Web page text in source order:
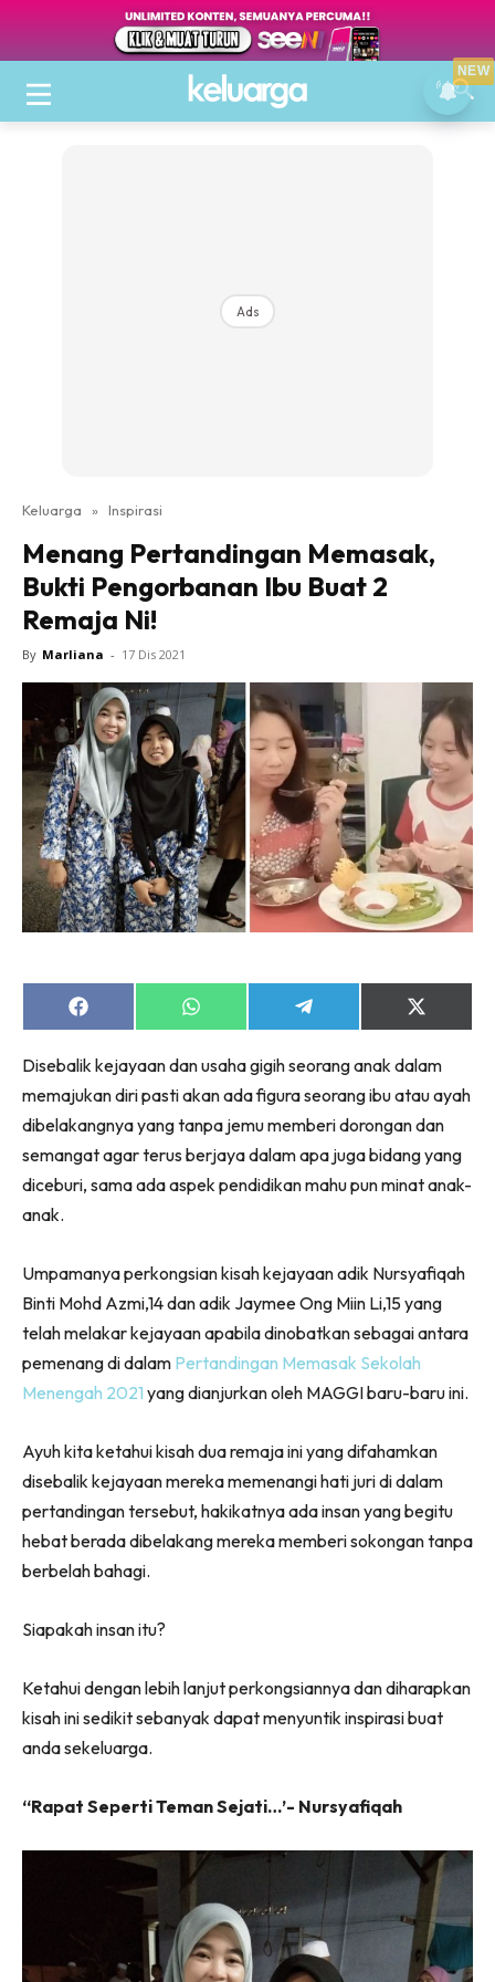
Ads
Keluarga » Inspirasi
Menang Pertandingan Memasak,
Bukti Pengorbanan Ibu Buat 2
Remaja Ni!
By Marliana - 17 Dis 2021
Share
on
Share
on
Share
on
Share
on
(Twitter)
Disebalik kejayaan dan usaha gigih seorang anak dalam
memajukan diri pasti akan ada figura seorang ibu atau ayah
dibelakangnya yang tanpa jemu memberi dorongan dan
semangat agar terus berjaya dalam apa juga bidang yang
diceburi, sama ada aspek pendidikan mahu pun minat anak-
anak.
Umpamanya perkongsian kisah kejayaan adik Nursyafiqah
Binti Mohd Azmi,14 dan adik Jaymee Ong Miin Li,15 yang
telah melakar kejayaan apabila dinobatkan sebagai antara
pemenang di dalam Pertandingan Memasak Sekolah
Menengah 2021 yang dianjurkan oleh MAGGI baru-baru ini.
Ayuh kita ketahui kisah dua remaja ini yang difahamkan
disebalik kejayaan mereka memenangi hati juri di dalam
pertandingan tersebut, hakikatnya ada insan yang begitu
hebat berada dibelakang mereka memberi sokongan tanpa
berbelah bahagi.
Siapakah insan itu?
Ketahui dengan lebih lanjut perkongsiannya dan diharapkan
kisah ini sedikit sebanyak dapat menyuntik inspirasi buat
anda sekeluarga.
“Rapat Seperti Teman Sejati…’- Nursyafiqah
NEW